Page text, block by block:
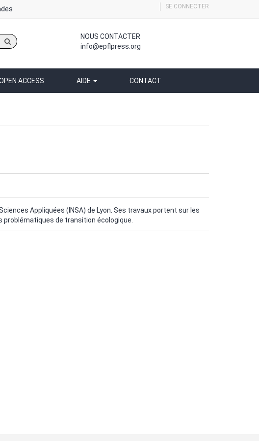
SE CONNECTER
NOUS CONTACTER
info@epflpress.org
ACCESS AIDE CONTACT
Appliquées (INSA) de Lyon. Ses travaux portent sur les
de transition écologique.